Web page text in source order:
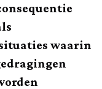
waarin